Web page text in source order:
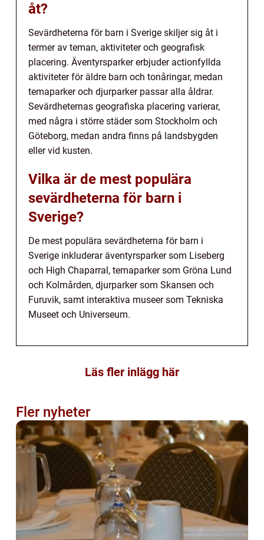
åt?
Sevärdheterna för barn i Sverige skiljer sig åt i
termer av teman, aktiviteter och geografisk
placering. Äventyrsparker erbjuder actionfyllda
aktiviteter för äldre barn och tonåringar, medan
temaparker och djurparker passar alla åldrar.
Sevärdheternas geografiska placering varierar,
med några i större städer som Stockholm och
Göteborg, medan andra finns på landsbygden
eller vid kusten.
Vilka är de mest populära
sevärdheterna för barn i
Sverige?
De mest populära sevärdheterna för barn i
Sverige inkluderar äventyrsparker som Liseberg
och High Chaparral, temaparker som Gröna Lund
och Kolmården, djurparker som Skansen och
Furuvik, samt interaktiva museer som Tekniska
Museet och Universeum.
Läs fler inlägg här
Fler nyheter